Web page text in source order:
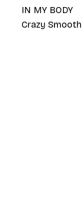
IN MY BODY
Crazy Smooth